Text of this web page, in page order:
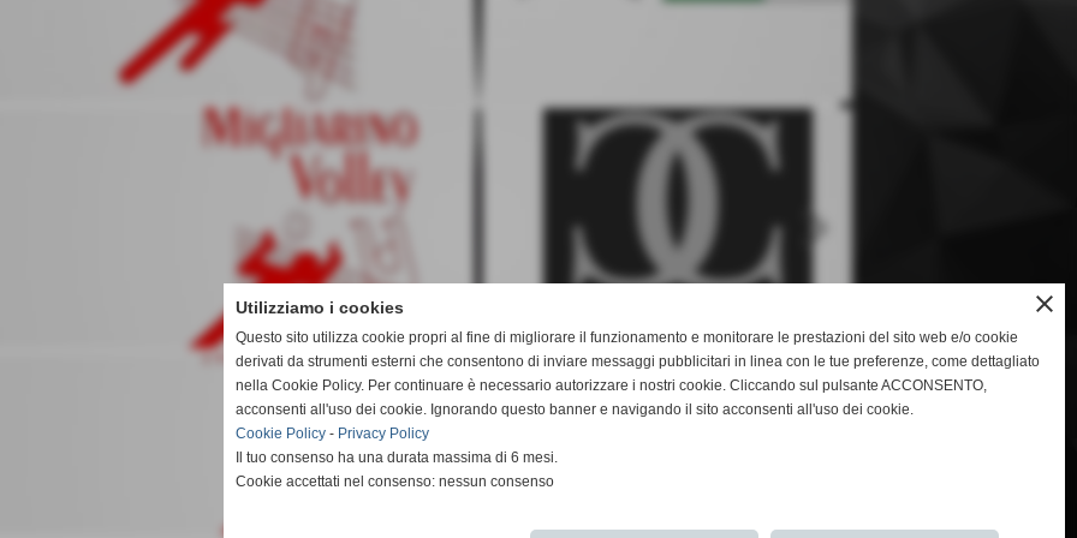
keyboard_arrow_right
close
Utilizziamo i cookies
Questo sito utilizza cookie propri al fine di migliorare il funzionamento e monitorare le prestazioni del sito web e/o cookie
derivati da strumenti esterni che consentono di inviare messaggi pubblicitari in linea con le tue preferenze, come dettagliato
nella Cookie Policy. Per continuare è necessario autorizzare i nostri cookie. Cliccando sul pulsante ACCONSENTO,
acconsenti all'uso dei cookie. Ignorando questo banner e navigando il sito acconsenti all'uso dei cookie.
Cookie Policy - Privacy Policy
Il tuo consenso ha una durata massima di 6 mesi.
Cookie accettati nel consenso: nessun consenso